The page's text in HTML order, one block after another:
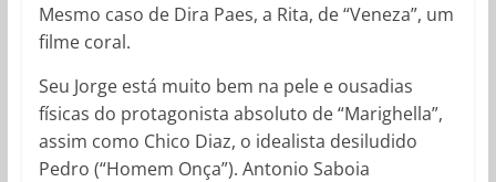
Mesmo caso de Dira Paes, a Rita, de “Veneza”, um
filme coral.
Seu Jorge está muito bem na pele e ousadias
físicas do protagonista absoluto de “Marighella”,
assim como Chico Diaz, o idealista desiludido
Pedro (“Homem Onça”). Antonio Saboia